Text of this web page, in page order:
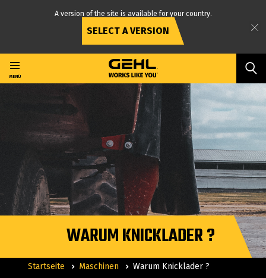
zum
Inhalt
A version of the site is available for your country.
SELECT A VERSION
MENÜ
WARUM KNICKLADER ?
Startseite Maschinen Warum Knicklader ?